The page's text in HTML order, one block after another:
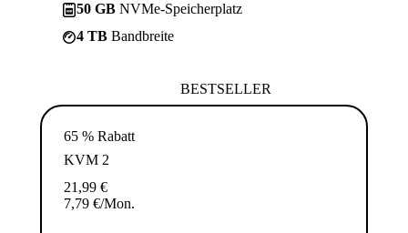
50 GB NVMe-Speicherplatz
4 TB Bandbreite
BESTSELLER
65 % Rabatt
KVM 2
21,99 €
7,79 €/Mon.